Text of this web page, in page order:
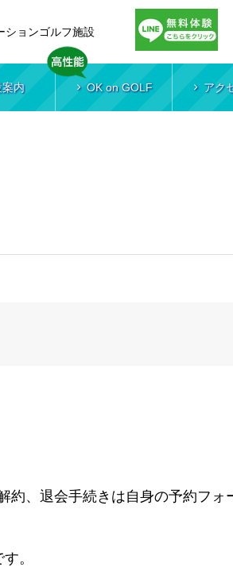
ションゴルフ施設
内 OK on GOLF アク
約、退会手続きは自身の予約フォ
。